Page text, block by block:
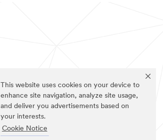
This website uses cookies on your device to
enhance site navigation, analyze site usage,
and deliver you advertisements based on
your interests.
Cookie Notice